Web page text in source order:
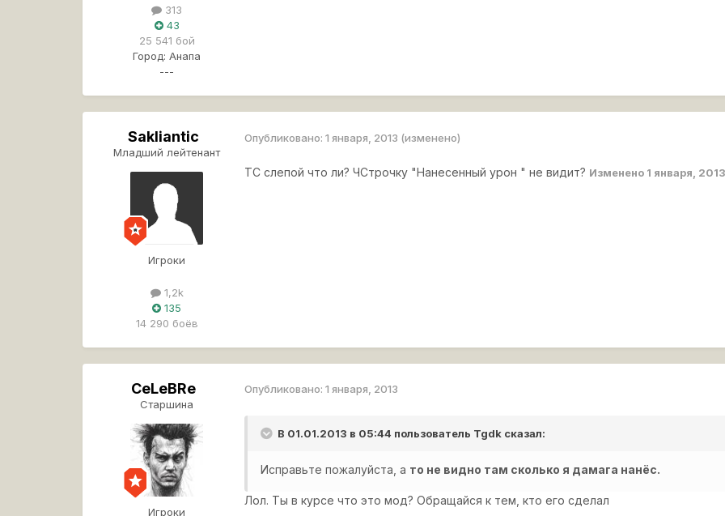
313
43
25 541 бой
Город: Анапа
---
Sakliantic
Младший лейтенант
Игроки
1,2k
135
14 290 боёв
Опубликовано:1 января, 2013 (изменено)
ТС слепой что ли? ЧСтрочку "Нанесенный урон " не видит? Изменено 1 января,
CeLeBRe
Старшина
Игроки
Опубликовано:1 января, 2013
В 01.01.2013 в 05:44 пользователь Tgdk сказал:
Исправьте пожалуйста, а то не видно там сколько я дамага нанёс.
Лол. Ты в курсе что это мод? Обращайся к тем, кто его сделал